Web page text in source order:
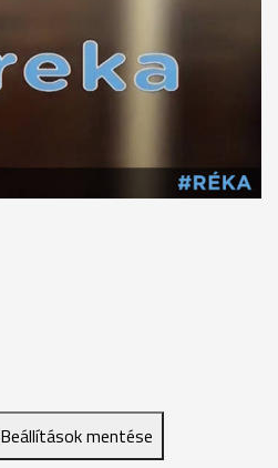
Beállítások mentése